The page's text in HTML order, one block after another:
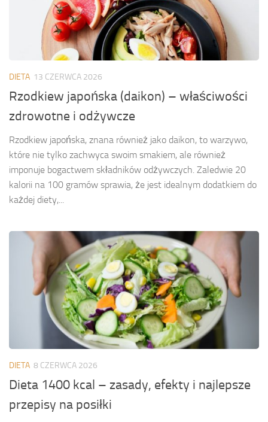
DIETA 13 CZERWCA 2026
Rzodkiew japońska (daikon) – właściwości
zdrowotne i odżywcze
Rzodkiew japońska, znana również jako daikon, to warzywo,
które nie tylko zachwyca swoim smakiem, ale również
imponuje bogactwem składników odżywczych. Zaledwie 20
kalorii na 100 gramów sprawia, że jest idealnym dodatkiem do
każdej diety,...
DIETA 8 CZERWCA 2026
Dieta 1400 kcal – zasady, efekty i najlepsze
przepisy na posiłki